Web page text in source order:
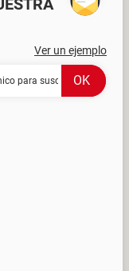
Ver un ejemplo